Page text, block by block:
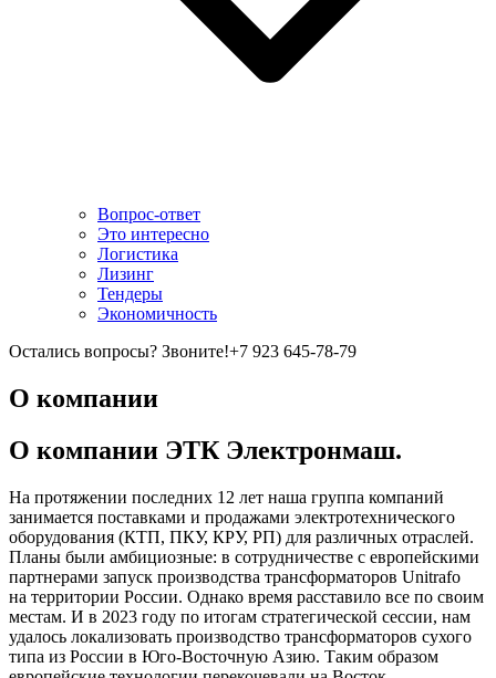
Вопрос-ответ
Это интересно
Логистика
Лизинг
Тендеры
Экономичность
Остались вопросы? Звоните!+7 923 645-78-79
О компании
О компании ЭТК Электронмаш.
На протяжении последних 12 лет наша группа компаний
занимается поставками и продажами электротехнического
оборудования (КТП, ПКУ, КРУ, РП) для различных отраслей.
Планы были амбициозные: в сотрудничестве с европейскими
партнерами запуск производства трансформаторов Unitrafo
на территории России. Однако время расставило все по своим
местам. И в 2023 году по итогам стратегической сессии, нам
удалось локализовать производство трансформаторов сухого
типа из России в Юго-Восточную Азию. Таким образом